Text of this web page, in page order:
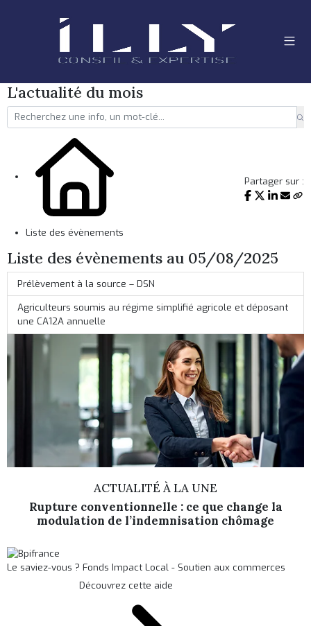
L'actualité du mois
Liste des évènements
Partager sur :
Liste des évènements au 05/08/2025
Prélèvement à la source – DSN
Agriculteurs soumis au régime simplifié agricole et déposant
une CA12A annuelle
ACTUALITÉ À LA UNE
Rupture conventionnelle : ce que change la
modulation de l’indemnisation chômage
Le saviez-vous ?Fonds Impact Local - Soutien aux commerces
Découvrez cette aide